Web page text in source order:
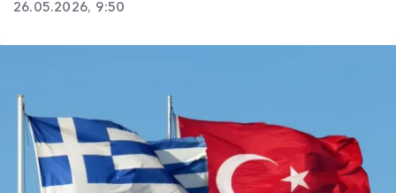
26.05.2026, 9:50